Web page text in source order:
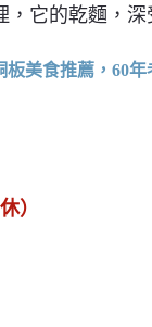
它的乾麵，深
美食推薦，60
）